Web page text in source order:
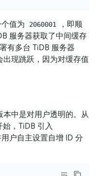
值为 2060001
，即顺
服务器获取了中间缓存
有多台 TiDB 服务器
出现跳跃，因为对缓存值
本中是对用户透明的。从
始，TiDB 引入
户自主设置自增 ID 分